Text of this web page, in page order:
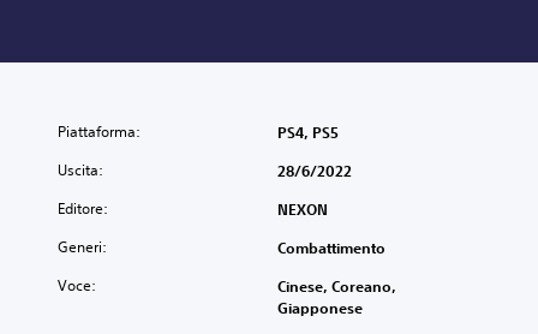
Piattaforma: PS4, PS5
Uscita: 28/6/2022
Editore: NEXON
Generi: Combattimento
Voce:
Cinese, Coreano,
Giapponese